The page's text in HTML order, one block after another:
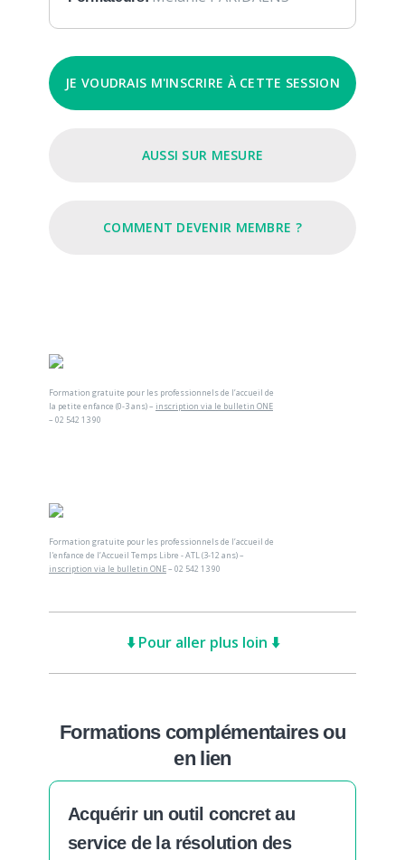
JE VOUDRAIS M'INSCRIRE À CETTE SESSION
AUSSI SUR MESURE
COMMENT DEVENIR MEMBRE ?
Formation gratuite pour les professionnels de l’accueil de
la petite enfance (0-3 ans) – inscription via le bulletin ONE
– 02 542 13 90
Formation gratuite pour les professionnels de l’accueil de
l'enfance de l’Accueil Temps Libre - ATL (3-12 ans) –
inscription via le bulletin ONE– 02 542 13 90
⬇️ Pour aller plus loin ⬇️
Formations complémentaires ou
en lien
Acquérir un outil concret au
service de la résolution des